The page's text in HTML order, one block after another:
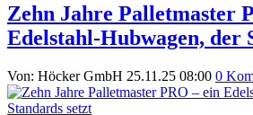
Zehn Jahre Palletmaster
Edelstahl-Hubwagen, der
Von: Höcker GmbH 25.11.25 08:00 0